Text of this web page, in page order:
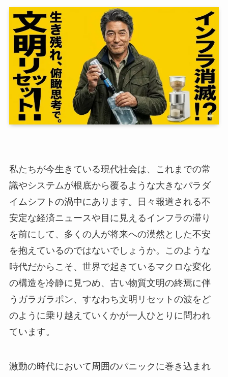
私たちが今生きている現代社会は、これまでの常
識やシステムが根底から覆るような大きなパラダ
イムシフトの渦中にあります。日々報道される不
安定な経済ニュースや目に見えるインフラの滞り
を前にして、多くの人が将来への漠然とした不安
を抱えているのではないでしょうか。このような
時代だからこそ、世界で起きているマクロな変化
の構造を冷静に見つめ、古い物質文明の終焉に伴
うガラガラポン、すなわち文明リセットの波をど
のように乗り越えていくかが一人ひとりに問われ
ています。
激動の時代において周囲のパニックに巻き込まれ